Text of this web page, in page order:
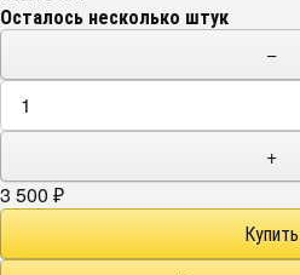
Осталось несколько штук
−
+
3 500 ₽